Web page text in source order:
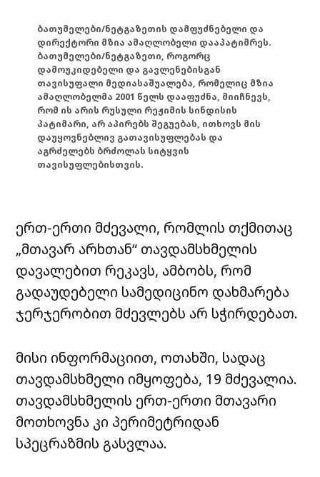
ბათუმელები/ნეტგაზეთის დამფუძნებელი და
დირექტორი მზია ამაღლობელი დააპატიმრეს.
ბათუმელები/ნეტგაზეთი, როგორც
დამოუკიდებელი და გავლენებისგან
თავისუფალი მედიასაშუალება, რომელიც მზია
ამაღლობელმა 2001 წელს დააფუძნა, მიიჩნევს,
რომ ის არის რუსული რეჟიმის სინდისის
პატიმარი, არ აპირებს შეგუებას, ითხოვს მის
დაუყოვნებლივ გათავისუფლებას და
აგრძელებს ბრძოლას სიტყვის
თავისუფლებისთვის.
ერთ-ერთი მძევალი, რომლის თქმითაც
„მთავარ არხთან“ თავდამსხმელის
დავალებით რეკავს, ამბობს, რომ
გადაუდებელი სამედიცინო დახმარება
ჯერჯერობით მძევლებს არ სჭირდებათ.
მისი ინფორმაციით, ოთახში, სადაც
თავდამსხმელი იმყოფება, 19 მძევალია.
თავდამსხმელის ერთ-ერთი მთავარი
მოთხოვნა კი პერიმეტრიდან
სპეცრაზმის გასვლაა.